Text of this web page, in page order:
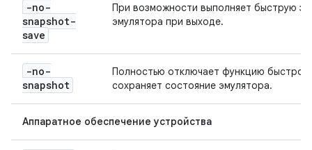
-no-
snapshot-
save
При возможности выполняет быструю
эмулятора при выходе.
-no-
snapshot
Полностью отключает функцию быстрой
сохраняет состояние эмулятора.
Аппаратное обеспечение устройства